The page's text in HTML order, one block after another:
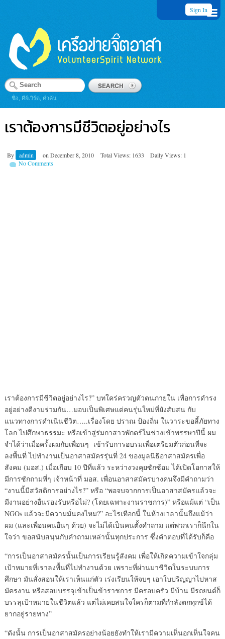
Sign In
ชื่อ, คีย์เวิร์ด, คำค้น
เราต้องการมีชีวิตอยู่อย่างไร
By admin on December 8, 2010 Total Views: 1633
Daily Views: 1
No Comments
เราต้องการมีชีวิตอยู่อย่างไร?” บทใคร่ครวญตัวตนภายใน เพื่อการดำรง
อยู่อย่างดีงามร่วมกัน…มอบเป็นพิเศษแด่คนรุ่นใหม่ที่ยังสับสน กับ
แนวทางการดำเนินชีวิต…..เรื่องโดย ปราณ ป้องถิ่น ในวาระขอลี้ภัยทาง
โลก ไปศึกษาธรรมะ หรือเข้าสู่ร่มกาสาวพักตร์ในช่วงเข้าพรรษาปีนี้ ผม
จำได้ว่าเมื่อครั้งผมกับเพื่อนๆ เข้ารับการอบรมเพื่อเตรียมตัวก่อนที่จะ
ลงพื้นที่ ไปทำงานเป็นอาสาสมัครรุ่นที่ 24 ของมูลนิธิอาสาสมัครเพื่อ
สังคม (มอส.) เมื่อเกือบ 10 ปีที่แล้ว ระหว่างวงคุยซักซ้อม ได้เปิดโอกาสให้
มีการซักถามพี่ๆ เจ้าหน้าที่ มอส. เพื่อนอาสาสมัครบางคนจึงมีคำถามว่า
“งานนี้มีสวัสดิการอย่างไร?” หรือ “พอจบจากการเป็นอาสาสมัครแล้วจะ
มีงานอย่างอื่นรองรับหรือไม่? (โดยเฉพาะงานราชการ)” หรือแม้แต่ “เป็น
NGOs แล้วจะมีความมั่นคงไหม?” อะไรเทือกนี้ ในห้วงเวลานั้นถึงแม้ว่า
ผม (และเพื่อนคนอื่นๆ ด้วย) จะไม่ได้เป็นคนตั้งคำถาม แต่พวกเราก็นึกใน
ใจว่า ขอสนับสนุนกับคำถามเหล่านั้นทุกประการ ซึ่งคำตอบที่ได้รับก็คือ
“การเป็นอาสาสมัครนั้นเป็นการเรียนรู้สังคม เพื่อให้เกิดความเข้าใจกลุ่ม
เป้าหมายที่เราลงพื้นที่ไปทำงานด้วย เพราะที่ผ่านมาชีวิตในระบบการ
ศึกษา มันสั่งสอนให้เราเห็นแก่ตัว เร่งเรียนให้จบๆ เอาใบปริญญาไปหาส
มัครงาน หรือสอบบรรจุเข้าเป็นข้าราชการ มีครอบครัว มีบ้าน มีรถยนต์ก็
บรรลุเป้าหมายในชีวิตแล้ว แต่ไม่เคยสนใจใครก็ตามที่กำลังตกทุกข์ได้
ยากอยู่รายทาง”
“ดังนั้น การเป็นอาสาสมัครอย่างน้อยยังทำให้เรามีความเห็นอกเห็นใจคน